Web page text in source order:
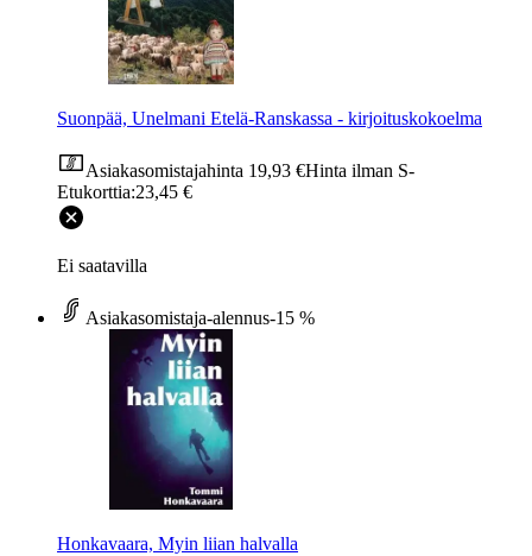
Suonpää, Unelmani Etelä-Ranskassa - kirjoituskokoelma
Asiakasomistajahinta 19,93 €Hinta ilman S-
Etukorttia:23,45 €
Ei saatavilla
Asiakasomistaja-alennus-15 %
Honkavaara, Myin liian halvalla